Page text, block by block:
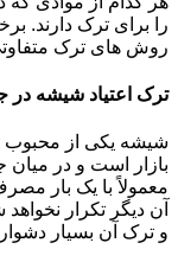
را برای ترک دارند.
روش های ترک
ترک اعتیاد شیشه در
شیشه یکی از محبوب
بازار است و در میان
معمولاً با یک بار
آن دیگر تکرار
و ترک آن بسیار